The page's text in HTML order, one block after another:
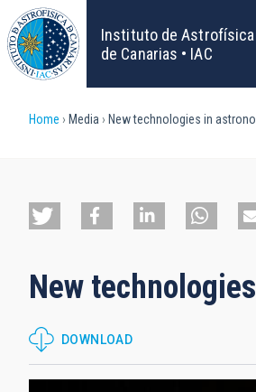
Skip
to
main
content
Instituto de Astrofísica
de Canarias • IAC
Breadcrumb
Home Media New technologies in
New
DOWNLOAD